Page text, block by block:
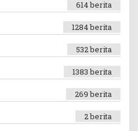
614 berita
1284 berita
532 berita
1383 berita
269 berita
2 berita